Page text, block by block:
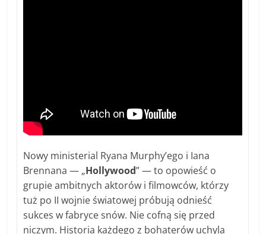
Nowy ministerial Ryana Murphy’ego i Iana
Brennana — „Hollywood” — to opowieść o
grupie ambitnych aktorów i filmowców, którzy
tuż po II wojnie światowej próbują odnieść
sukces w fabryce snów. Nie cofną się przed
niczym. Historia każdego z bohaterów uchyla